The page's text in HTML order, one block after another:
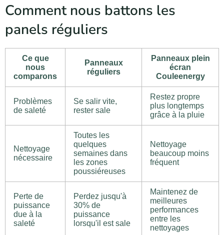
Comment nous battons les
panels réguliers
Ce que
nous
comparons
Panneaux
réguliers
Panneaux plein
écran
Couleenergy
Problèmes
de saleté
Se salir vite,
rester sale
Restez propre
plus longtemps
grâce à la pluie
Nettoyage
nécessaire
Toutes les
quelques
semaines dans
les zones
poussiéreuses
Nettoyage
beaucoup moins
fréquent
Perte de
puissance
due à la
saleté
Perdez jusqu'à
30% de
puissance
lorsqu'il est sale
Maintenez de
meilleures
performances
entre les
nettoyages